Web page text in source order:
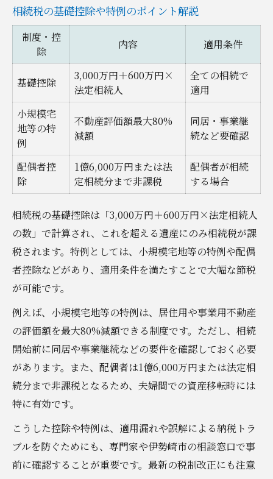
相続税の基礎控除や特例のポイント解説
制度・控
除
内容 適用条件
基礎控除
3,000万円＋600万円×
法定相続人
全ての相続で
適用
小規模宅
地等の特
例
不動産評価額最大80%
減額
同居・事業継
続など要確認
配偶者控
除
1億6,000万円または法
定相続分まで非課税
配偶者が相続
する場合
相続税の基礎控除は「3,000万円＋600万円×法定相続人
の数」で計算され、これを超える遺産にのみ相続税が課
税されます。特例としては、小規模宅地等の特例や配偶
者控除などがあり、適用条件を満たすことで大幅な節税
が可能です。
例えば、小規模宅地等の特例は、居住用や事業用不動産
の評価額を最大80%減額できる制度です。ただし、相続
開始前に同居や事業継続などの要件を確認しておく必要
があります。また、配偶者は1億6,000万円または法定相
続分まで非課税となるため、夫婦間での資産移転時には
特に有効です。
こうした控除や特例は、適用漏れや誤解による納税トラ
ブルを防ぐためにも、専門家や伊勢崎市の相談窓口で事
前に確認することが重要です。最新の税制改正にも注意